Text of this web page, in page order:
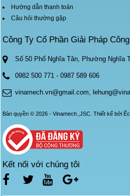
Hướng dẫn thanh toán
Câu hỏi thường gặp
Công Ty Cổ Phần Giải Pháp
Số 50 Phố Nghĩa Tân, Phường Nghĩa
0982 500 771 -0987 589 606
vinamech.vn@gmail.com,
Bản quyền © 2026 - Vinamech.,JSC.Thiết kế bởi
Kết nối với chúng tôi